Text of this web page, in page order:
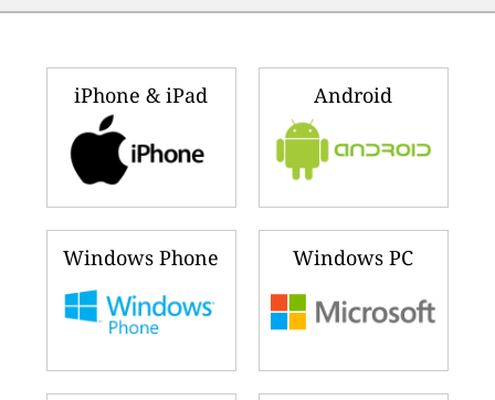
iPhone & iPad Android
Windows Phone Windows PC